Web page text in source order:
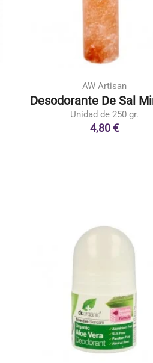
AW Artisan
Desodorante De Sal
Unidad de 250 gr.
4,80 €